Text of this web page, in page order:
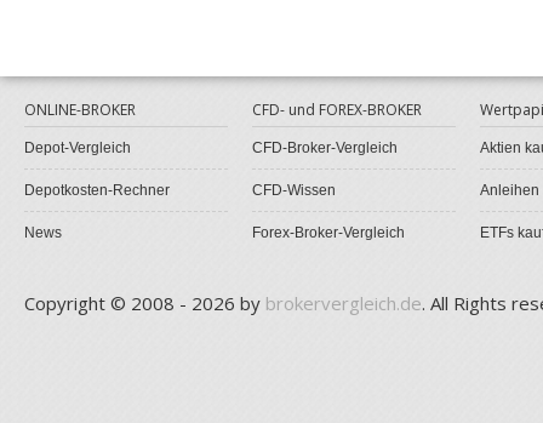
ONLINE-BROKER
Depot-Vergleich
Depotkosten-Rechner
News
CFD- und FOREX-BROKER
CFD-Broker-Vergleich
CFD-Wissen
Forex-Broker-Vergleich
Aktien
Anleihen
ETFs
Copyright © 2008 - 2026 by brokervergleich.de. All Rights